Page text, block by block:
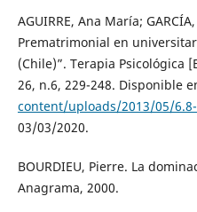
AGUIRRE, Ana María;
Prematrimonial en
(Chile)”. Terapia Psicológica
26, n.6, 229-248. Disponible
content/uploads/2013/05/
03/03/2020.
BOURDIEU, Pierre. La
Anagrama, 2000.